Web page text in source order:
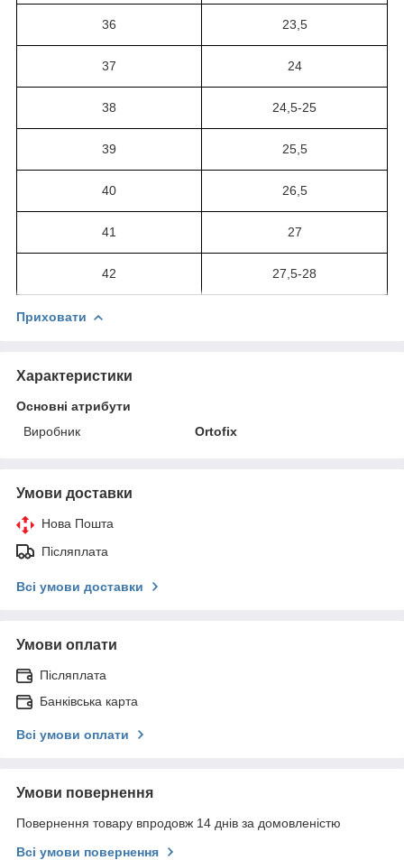
36 23,5
37 24
38 24,5-25
39 25,5
40 26,5
41 27
42 27,5-28
Приховати
Характеристики
Основні атрибути
Виробник
Ortofix
Умови доставки
Нова Пошта
Післяплата
Всі умови доставки
Умови оплати
Післяплата
Банківська карта
Всі умови оплати
Умови повернення
Повернення товару впродовж 14 днів за домовленістю
Всі умови повернення